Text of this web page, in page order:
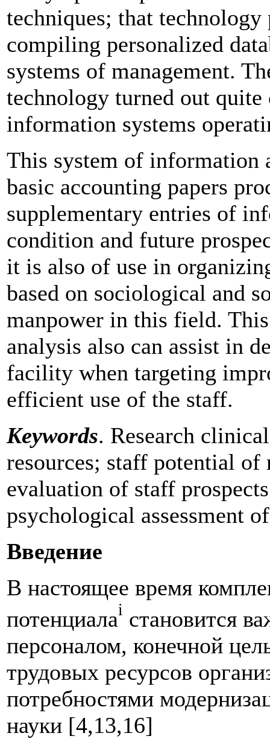
techniques; that
compiling personalized
systems of management.
technology turned out
information systems
This system of information
basic accounting papers
supplementary entries of
condition and future
it is also of use in
based on sociological and
manpower in this field.
analysis also can assist in
facility when targeting
efficient use of the staff.
Keywords. Research
resources; staff potential
evaluation of staff
psychological assessment
Введение
В настоящее время
потенциалаi становится
персоналом, конечной
трудовых ресурсов
потребностями
науки [4,13,16]